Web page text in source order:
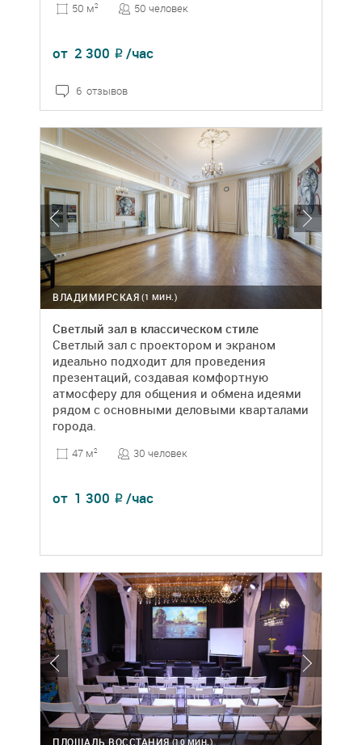
50 м2 50 человек
от 2 300 ₽ /час
6 отзывов
(1 МИН.)
ВЛАДИМИРСКАЯ
Светлый зал в классическом стиле
Светлый зал с проектором и экраном
идеально подходит для проведения
презентаций, создавая комфортную
атмосферу для общения и обмена идеями
рядом с основными деловыми кварталами
города.
47 м2 30 человек
от 1 300 ₽ /час
(10 МИН.)
ПЛОЩАДЬ ВОССТАНИЯ